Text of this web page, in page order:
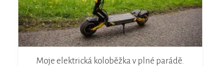
Moje elektrická koloběžka v plné parádě.